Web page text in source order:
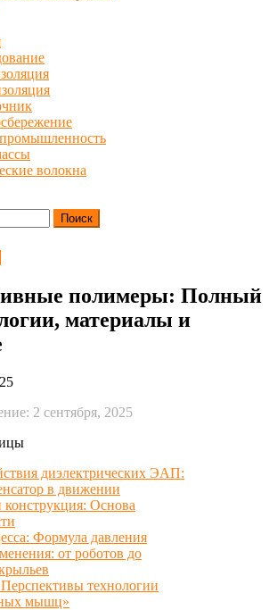
волокна
полимеры: Полный
материалы и
2 сентября, 2025
диэлектрических ЭАП:
в движении
Основа
Формула давления
от роботов до
технологии
мышц»